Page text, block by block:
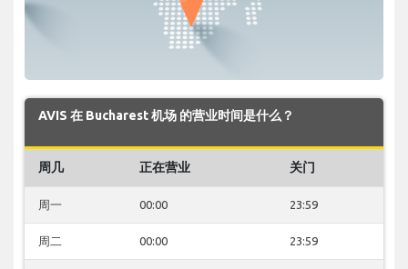
AVIS 在 Bucharest 机场 的营业时间是什么？
周几 正在营业 关门
周一 00:00 23:59
周二 00:00 23:59